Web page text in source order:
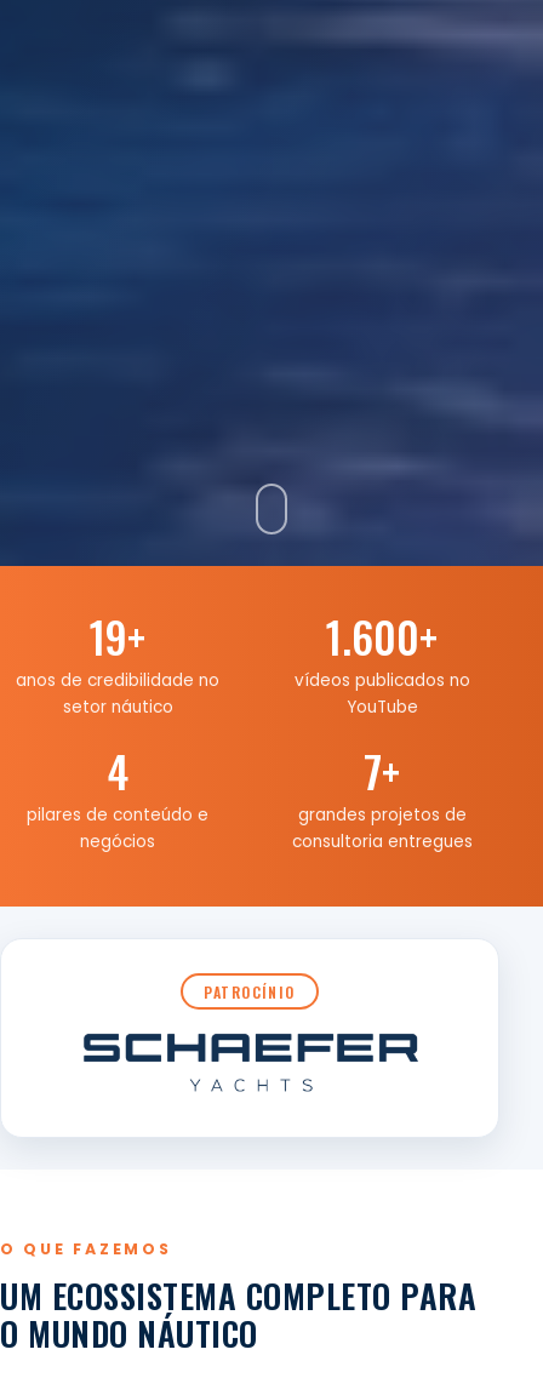
19+
anos de credibilidade no
setor náutico
1.600+
vídeos publicados no
YouTube
4
pilares de conteúdo e
negócios
7+
grandes projetos de
consultoria entregues
PATROCÍNIO
O QUE FAZEMOS
UM ECOSSISTEMA COMPLETO PARA
O MUNDO NÁUTICO